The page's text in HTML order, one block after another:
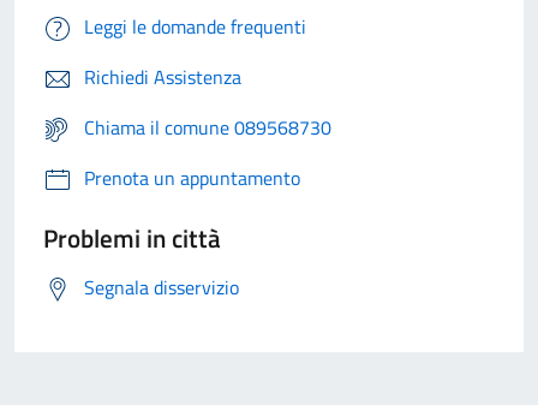
Leggi le domande frequenti
Richiedi Assistenza
Chiama il comune 089568730
Prenota un appuntamento
Problemi in città
Segnala disservizio